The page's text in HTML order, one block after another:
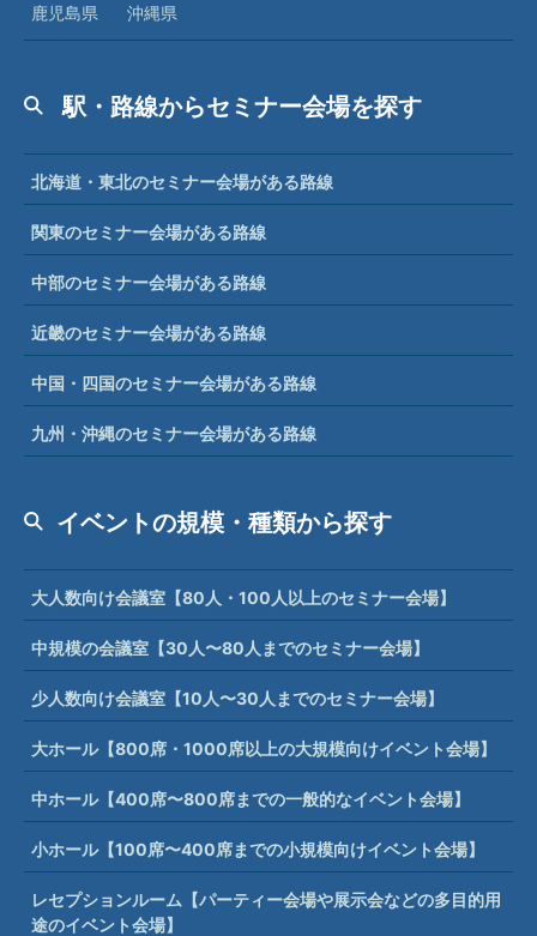
鹿児島県
沖縄県
駅・路線からセミナー会場を探す
北海道・東北のセミナー会場がある路線
関東のセミナー会場がある路線
中部のセミナー会場がある路線
近畿のセミナー会場がある路線
中国・四国のセミナー会場がある路線
九州・沖縄のセミナー会場がある路線
イベントの規模・種類から探す
大人数向け会議室【80人・100人以上のセミナー会場】
中規模の会議室【30人〜80人までのセミナー会場】
少人数向け会議室【10人〜30人までのセミナー会場】
大ホール【800席・1000席以上の大規模向けイベント会場】
中ホール【400席〜800席までの一般的なイベント会場】
小ホール【100席〜400席までの小規模向けイベント会場】
レセプションルーム【パーティー会場や展示会などの多目的用
途のイベント会場】